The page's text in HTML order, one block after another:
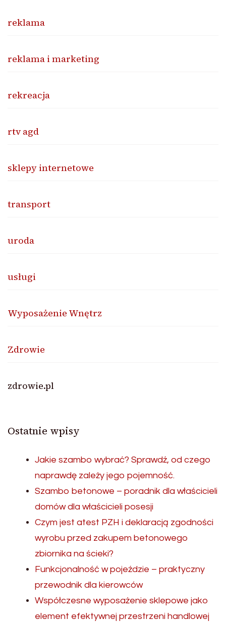
reklama
reklama i marketing
rekreacja
rtv agd
sklepy internetowe
transport
uroda
usługi
Wyposażenie Wnętrz
Zdrowie
zdrowie.pl
Ostatnie wpisy
Jakie szambo wybrać? Sprawdź, od czego
naprawdę zależy jego pojemność.
Szambo betonowe – poradnik dla właścicieli
domów dla właścicieli posesji
Czym jest atest PZH i deklaracją zgodności
wyrobu przed zakupem betonowego
zbiornika na ścieki?
Funkcjonalność w pojeździe – praktyczny
przewodnik dla kierowców
Współczesne wyposażenie sklepowe jako
element efektywnej przestrzeni handlowej